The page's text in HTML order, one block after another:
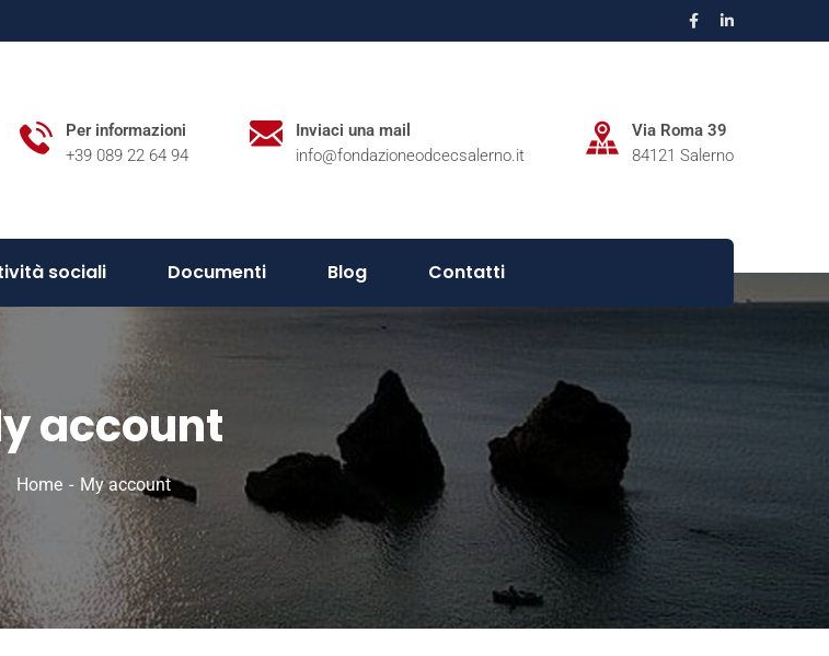
Per informazioni
+39 089 22 64 94
Inviaci una mail
info@fondazioneodcecsalerno.it
Via Roma 39
84121 Salerno
sociali Documenti Blog Contatti
account
Home My account